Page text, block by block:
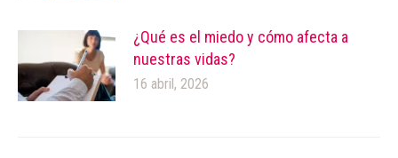
¿Qué es el miedo y cómo afecta a
nuestras vidas?
16 abril, 2026